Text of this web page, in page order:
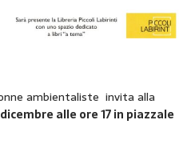
ambientaliste invita alla
alle ore 17 in piazzale